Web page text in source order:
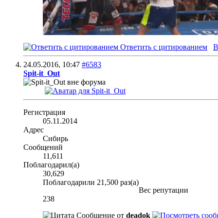
Ответить с цитированием
24.05.2016, 10:47 #6583
Spit-it_Out
Регистрация
05.11.2014
Адрес
Сибирь
Сообщений
11,611
Поблагодарил(а)
30,629
Поблагодарили 21,500 раз(а)
Вес репутации
238
Сообщение от deadok